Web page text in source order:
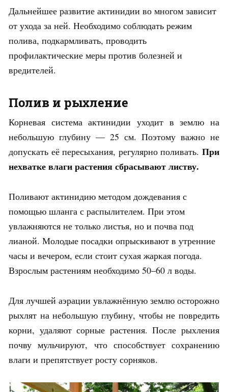
Дальнейшее развитие актинидии во многом зависит
от ухода за ней. Необходимо соблюдать режим
полива, подкармливать, проводить
профилактические меры против болезней и
вредителей.
Полив и рыхление
Корневая система актинидии уходит в землю на
небольшую глубину — 25 см. Поэтому важно не
допускать её пересыхания, регулярно поливать. При
нехватке влаги растения сбрасывают листву.
Поливают актинидию методом дождевания с
помощью шланга с распылителем. При этом
увлажняются не только листья, но и почва под
лианой. Молодые посадки опрыскивают в утренние
часы и вечером, если стоит сухая жаркая погода.
Взрослым растениям необходимо 50–60 л воды.
Для лучшей аэрации увлажнённую землю осторожно
рыхлят на небольшую глубину, чтобы не повредить
корни, удаляют сорные растения. После рыхления
почву мульчируют, что способствует сохранению
влаги и препятствует росту сорняков.